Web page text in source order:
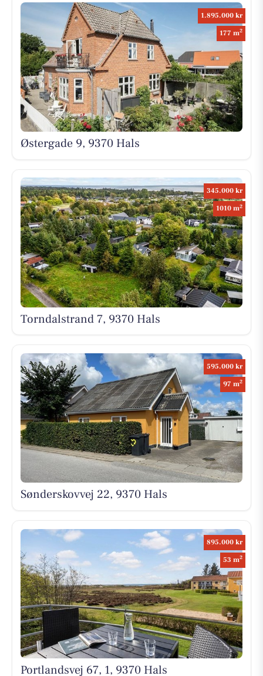
1.895.000 kr
177 m2
Østergade 9, 9370 Hals
345.000 kr
1010 m2
Torndalstrand 7, 9370 Hals
595.000 kr
97 m2
Sønderskovvej 22, 9370 Hals
895.000 kr
53 m2
Portlandsvej 67, 1, 9370 Hals